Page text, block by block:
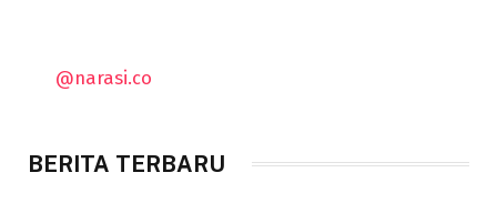
@narasi.co
BERITA TERBARU